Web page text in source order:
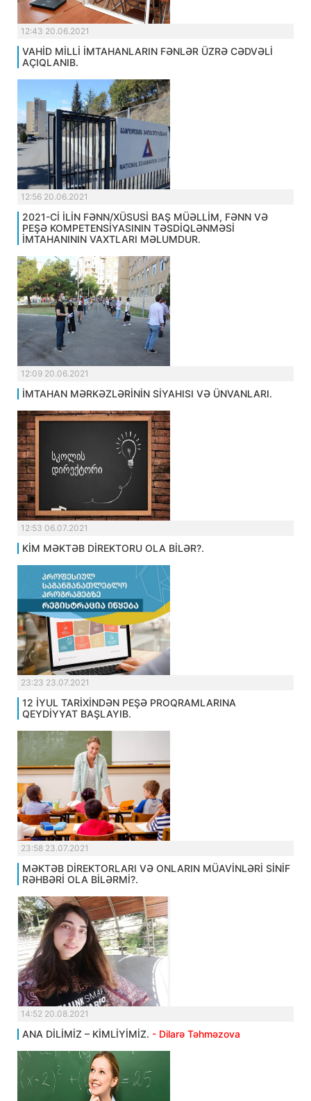
12:43 20.06.2021
VAHİD MİLLİ İMTAHANLARIN FƏNLƏR ÜZRƏ CƏDVƏLİ
AÇIQLANIB.
12:56 20.06.2021
2021-Cİ İLİN FƏNN/XÜSUSİ BAŞ MÜƏLLİM, FƏNN VƏ
PEŞƏ KOMPETENSİYASININ TƏSDİQLƏNMƏSİ
İMTAHANININ VAXTLARI MƏLUMDUR.
12:09 20.06.2021
İMTAHAN MƏRKƏZLƏRİNİN SİYAHISI VƏ ÜNVANLARI.
12:53 06.07.2021
KİM MƏKTƏB DİREKTORU OLA BİLƏR?.
23:23 23.07.2021
12 İYUL TARİXİNDƏN PEŞƏ PROQRAMLARINA
QEYDİYYAT BAŞLAYIB.
23:58 23.07.2021
MƏKTƏB DİREKTORLARI VƏ ONLARIN MÜAVİNLƏRİ SİNİF
RƏHBƏRİ OLA BİLƏRMİ?.
14:52 20.08.2021
ANA DİLİMİZ – KİMLİYİMİZ. - Dilarə Təhməzova